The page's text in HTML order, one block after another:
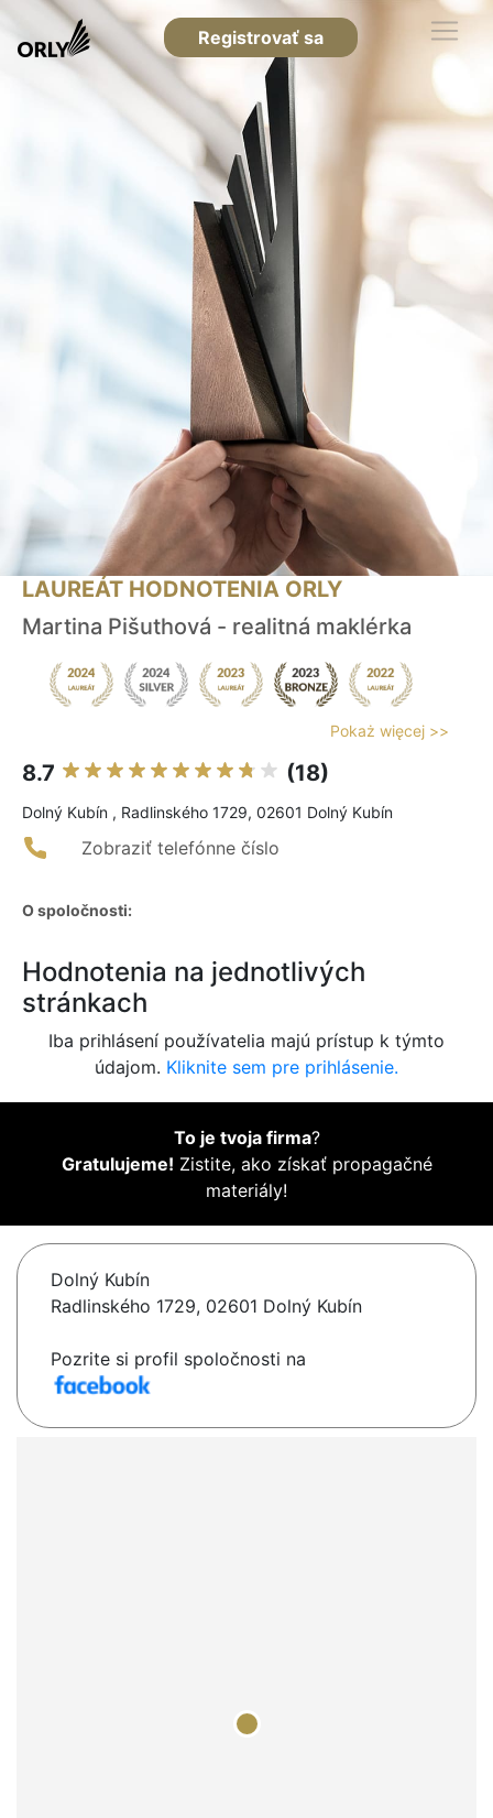
Registrovať sa
LAUREÁT HODNOTENIA ORLY
Martina Pišuthová - realitná maklérka
Pokaż więcej >>
8.7 (18)
Dolný Kubín , Radlinského 1729, 02601 Dolný Kubín
Zobraziť telefónne číslo
O spoločnosti:
Hodnotenia na jednotlivých
stránkach
Iba prihlásení používatelia majú prístup k týmto
údajom. Kliknite sem pre prihlásenie.
To je tvoja firma?
Gratulujeme! Zistite, ako získať propagačné
materiály!
Dolný Kubín
Radlinského 1729, 02601 Dolný Kubín
Pozrite si profil spoločnosti na